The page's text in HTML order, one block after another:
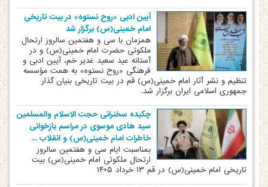
آیین ادبی «روح نستوه» در بیت تاریخی
امام خمینی(س) برگزار شد
همزمان با سی و هفتمین سالروز ارتحال
ملکوتی حضرت امام خمینی(س) و در
آستانه عید سعید غدیر خم، آیین ادبی و
فرهنگی «روح نستوه» به همت مؤسسه
تنظیم و نشر آثار امام خمینی(س) قم در بیت تاریخی بنیان گذار
جمهوری اسلامی ایران برگزار شد.
چکیده سخنرانی حجت الاسلام والمسلمین
سید هادی موسوی در مراسم بازخوانی
خاطرات امام خمینی(س) و انقلاب ...
بمناسبت ایام سی و هفتمین سالروز
ارتحال ملکوتی امام خمینی(س) بیت
تاریخی امام خمینی(س) در قم ۱۳ خرداد ۱۴۰۵